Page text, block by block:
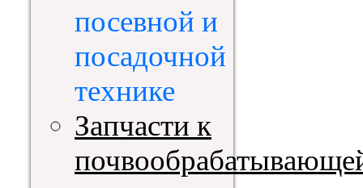
посевной и
посадочной
технике
Запчасти к